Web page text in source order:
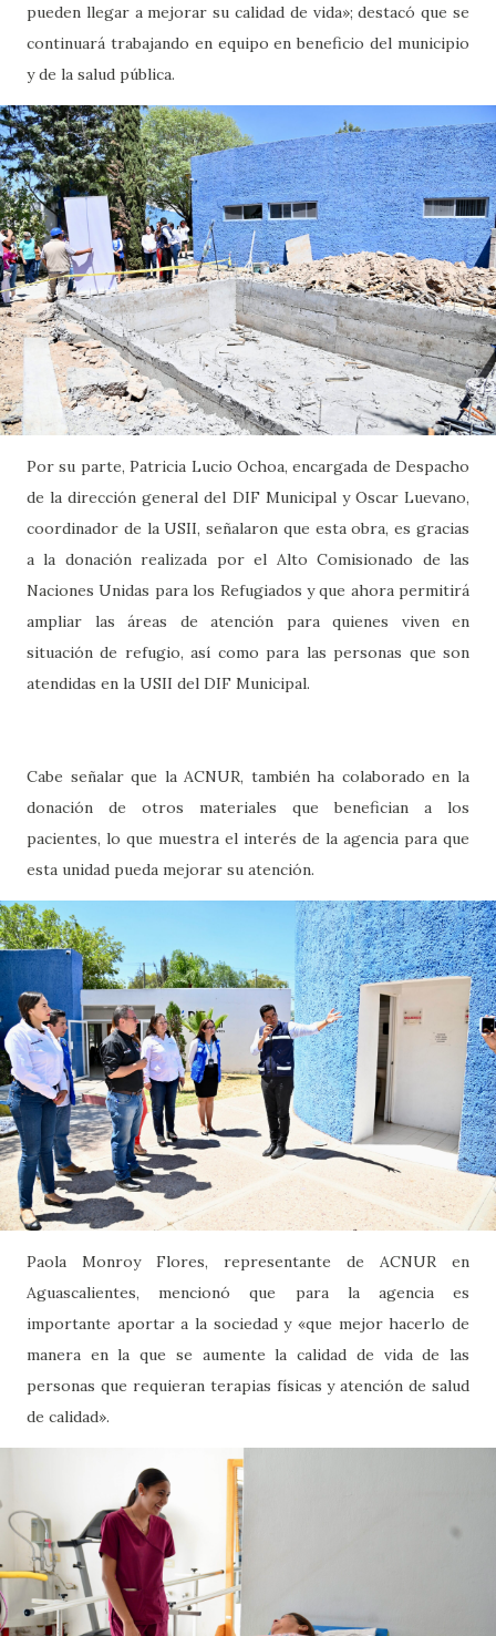
pueden llegar a mejorar su calidad de vida»; destacó que se
continuará trabajando en equipo en beneficio del municipio
y de la salud pública.
Por su parte, Patricia Lucio Ochoa, encargada de Despacho
de la dirección general del DIF Municipal y Oscar Luevano,
coordinador de la USII, señalaron que esta obra, es gracias
a la donación realizada por el Alto Comisionado de las
Naciones Unidas para los Refugiados y que ahora permitirá
ampliar las áreas de atención para quienes viven en
situación de refugio, así como para las personas que son
atendidas en la USII del DIF Municipal.
Cabe señalar que la ACNUR, también ha colaborado en la
donación de otros materiales que benefician a los
pacientes, lo que muestra el interés de la agencia para que
esta unidad pueda mejorar su atención.
Paola Monroy Flores, representante de ACNUR en
Aguascalientes, mencionó que para la agencia es
importante aportar a la sociedad y «que mejor hacerlo de
manera en la que se aumente la calidad de vida de las
personas que requieran terapias físicas y atención de salud
de calidad».